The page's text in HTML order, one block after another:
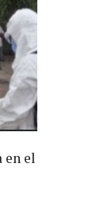
en el